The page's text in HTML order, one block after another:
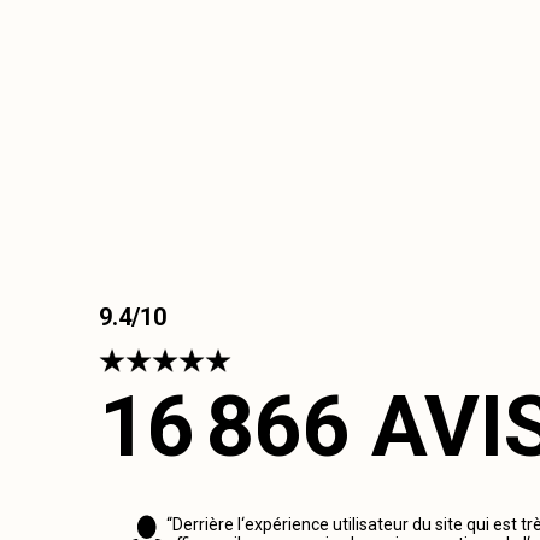
9.4/10
16 866
“Derrière l‘expérience utilisateur du site qui est